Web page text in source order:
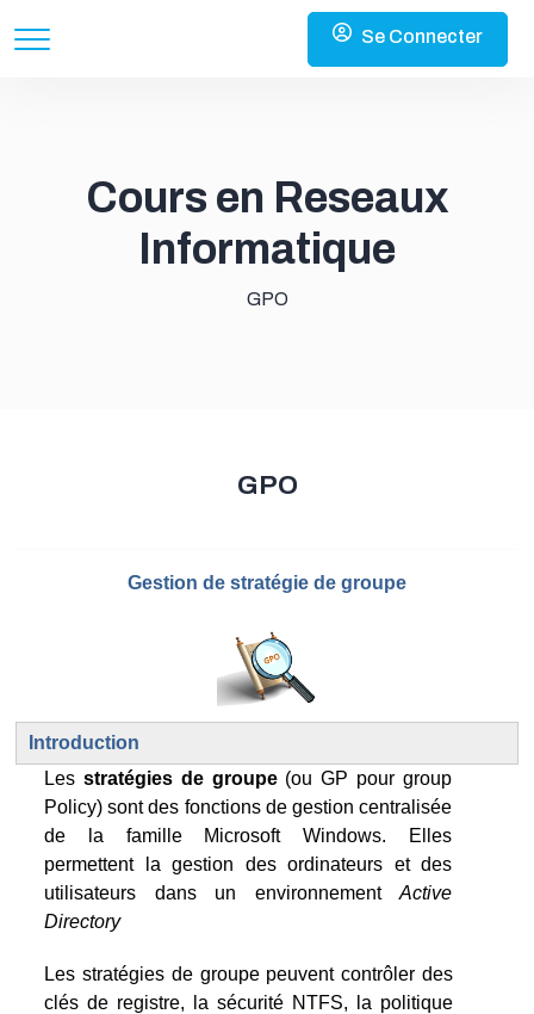
Se Connecter
Cours en Reseaux
Informatique
GPO
GPO
Gestion de stratégie de groupe
Introduction
Les stratégies de groupe (ou GP pour group
Policy) sont des fonctions de gestion centralisée
de la famille Microsoft Windows. Elles
permettent la gestion des ordinateurs et des
utilisateurs dans un environnement Active
Directory
Les stratégies de groupe peuvent contrôler des
clés de registre, la sécurité NTFS, la politique